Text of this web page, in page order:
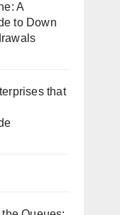
A
to Down
that